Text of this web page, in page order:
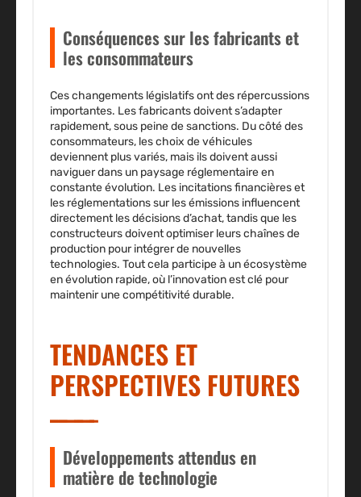
Conséquences sur les fabricants et
les consommateurs
Ces changements législatifs ont des répercussions
importantes. Lesfabricantsdoivent s’adapter
rapidement, sous peine de sanctions. Du côté des
consommateurs, les choix de véhicules
deviennent plus variés, mais ils doivent aussi
naviguer dans un paysage réglementaire en
constante évolution. Les incitations financières et
les réglementations sur les émissions influencent
directement les décisions d’achat, tandis que les
constructeurs doivent optimiser leurs chaînes de
production pour intégrer de nouvelles
technologies. Tout cela participe à un écosystème
en évolution rapide, où l’innovation est clé pour
maintenir une compétitivité durable.
TENDANCES ET
PERSPECTIVES FUTURES
Développements attendus en
matière de technologie